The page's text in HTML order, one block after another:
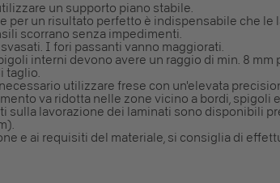
un supporto piano stabile.
per un risultato perfetto è indispensabile che le
scorrano senza impedimenti.
I fori passanti vanno maggiorati.
interni devono avere un raggio di min. 8 mm
taglio.
utilizzare frese con un'elevata
va ridotta nelle zone vicino a bordi, spigoli
sulla lavorazione dei laminati sono disponibili
e ai requisiti del materiale, si consiglia di